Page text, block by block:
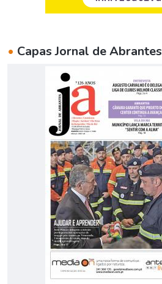
• Capas Jornal de Abrantes